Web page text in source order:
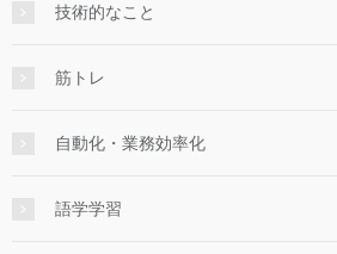
技術的なこと
筋トレ
自動化・業務効率化
語学学習